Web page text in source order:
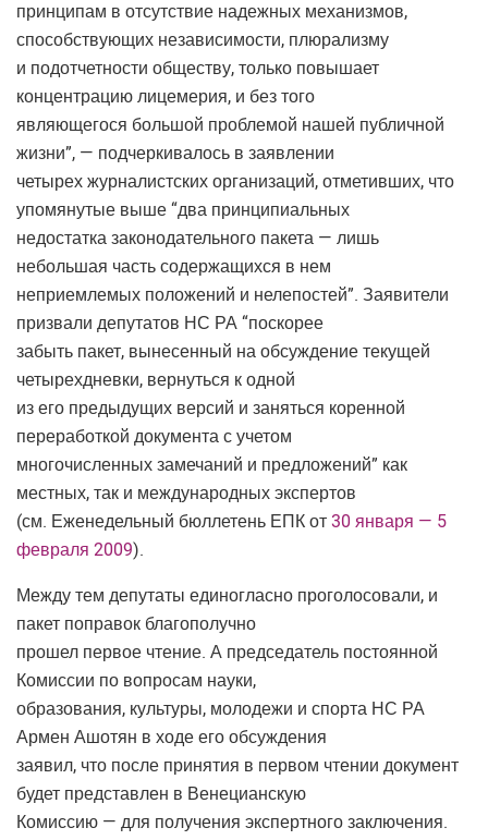
принципам в отсутствие надежных механизмов,
способствующих независимости, плюрализму
и подотчетности обществу, только повышает
концентрацию лицемерия, и без того
являющегося большой проблемой нашей публичной
жизни”, — подчеркивалось в заявлении
четырех журналистских организаций, отметивших, что
упомянутые выше “два принципиальных
недостатка законодательного пакета — лишь
небольшая часть содержащихся в нем
неприемлемых положений и нелепостей”. Заявители
призвали депутатов НС РА “поскорее
забыть пакет, вынесенный на обсуждение текущей
четырехдневки, вернуться к одной
из его предыдущих версий и заняться коренной
переработкой документа с учетом
многочисленных замечаний и предложений” как
местных, так и международных экспертов
(см. Еженедельный бюллетень ЕПК от 30 января — 5
февраля 2009).
Между тем депутаты единогласно проголосовали, и
пакет поправок благополучно
прошел первое чтение. А председатель постоянной
Комиссии по вопросам науки,
образования, культуры, молодежи и спорта НС РА
Армен Ашотян в ходе его обсуждения
заявил, что после принятия в первом чтении документ
будет представлен в Венецианскую
Комиссию — для получения экспертного заключения.